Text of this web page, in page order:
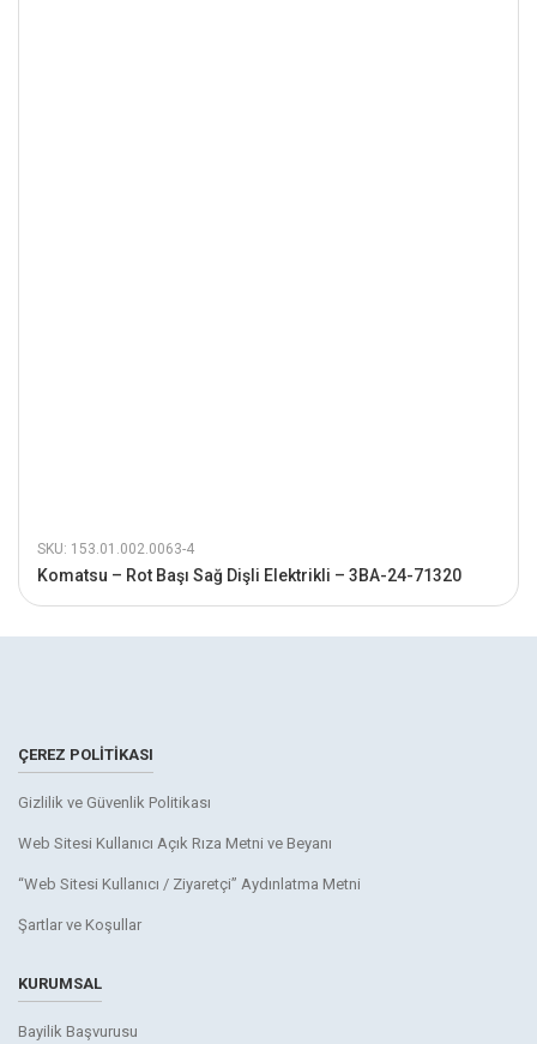
SKU: 153.01.002.0063-4
Komatsu – Rot Başı Sağ Dişli Elektrikli – 3BA-24-71320
ÇEREZ POLITIKASI
Gizlilik ve Güvenlik Politikası
Web Sitesi Kullanıcı Açık Rıza Metni ve Beyanı
“Web Sitesi Kullanıcı / Ziyaretçi” Aydınlatma Metni
Şartlar ve Koşullar
KURUMSAL
Bayilik Başvurusu